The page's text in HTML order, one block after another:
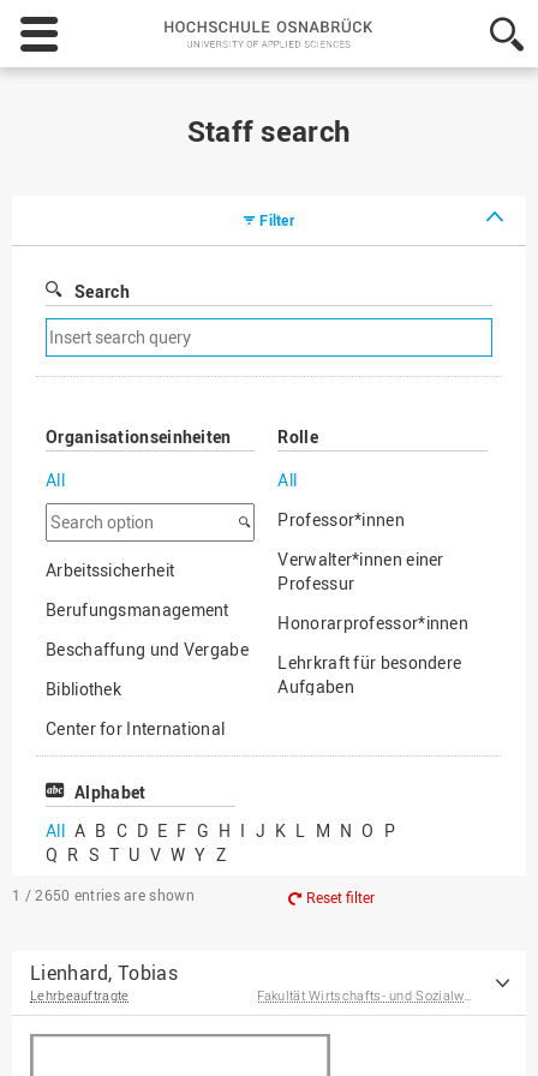
Hochschule
Osnabrück
-
Staff search
Filter
Search
Remove
search
filter
Organisationseinheiten
All
Search
option
Arbeitssicherheit
Berufungsmanagement
Beschaffung und Vergabe
Bibliothek
Center for International
Mobility
Center for International
Chancengerechtigkeit
eLearning Competence
EU-Büro
Fakultät
Agrarwissenschaften und
Rolle
All
Professor*innen
Verwalter*innen einer
Professur
Honorarprofessor*innen
Lehrkraft für besondere
Aufgaben
Professor*innen im
Alphabet
All A B C D E F G H I J K L M N O P
Q R S T U V W Y Z
1 / 2650 entries are shown Reset filter
Lienhard, Tobias
Lehrbeauftragte